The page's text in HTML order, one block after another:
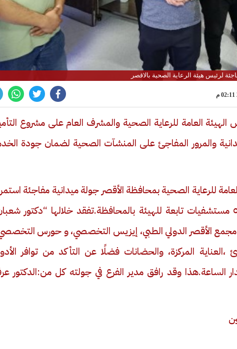
لرئيس هيئة الرعاية الصحية بالاقصر
العامة للرعاية الصحية والمشرف العام على مشروع
والمرور المفاجئ على المنشآت الصحية لضمان جودة
للرعاية الصحية بمحافظة الأقصر جولة ميدانية مفاجئة
حتى الساعات الأولى من فجر اليوم شملت ٥ مستشفيات تابعة للهيئة بالمحافظة.تفقد خلالها “دكتور
الأقصر الدولي الطبي، إيزيس التخصصي، و حورس
المركزة، والحضانات فضلًا عن التأكد من توافر
الساعة.هذا وقد رافق مدير الفرع في جولته كل من:الدكتور